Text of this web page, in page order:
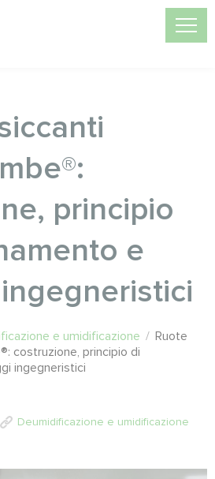
principio
e
e umidificazione / Ruote
costruzione, principio di
ingegneristici
Deumidificazione e umidificazione